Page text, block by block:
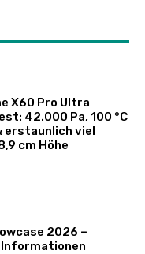
X60 Pro Ultra
42.000 Pa, 100 °C
erstaunlich viel
cm Höhe
2026 –